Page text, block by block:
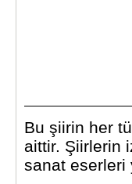
Bu şiirin her
aittir. Şiirlerin
sanat eserleri